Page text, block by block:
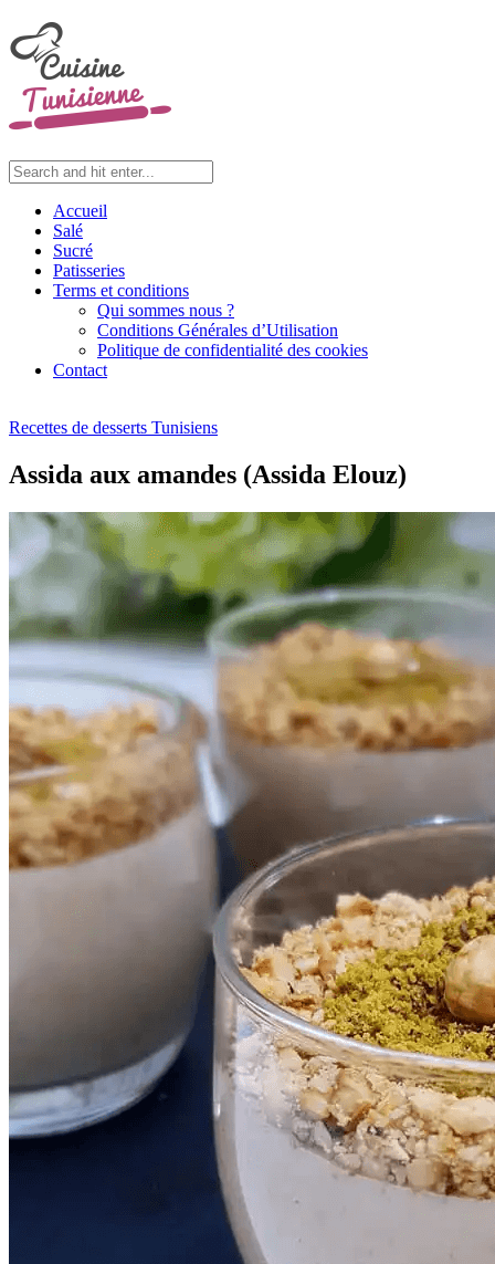
Accueil
Salé
Sucré
Patisseries
Terms et conditions
Qui sommes nous ?
Conditions Générales d’Utilisation
Politique de confidentialité des cookies
Contact
Recettes de desserts Tunisiens
Assida aux amandes (Assida Elouz)